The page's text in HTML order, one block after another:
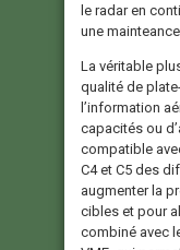
le radar en
une
La véritable
qualité de
l’information
capacités ou
compatible
C4 et C5 des
augmenter la
cibles et pour
combiné avec